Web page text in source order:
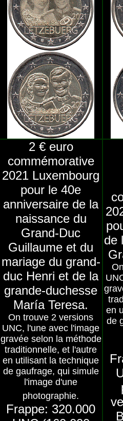
2 € euro
commémorative
2021 Luxembourg
pour le 40e
anniversaire de la
naissance du
Grand-Duc
Guillaume et du
mariage du grand-
duc Henri et de la
grande-duchesse
María Teresa.
On trouve 2 versions
UNC, l'une avec l'image
gravée selon la méthode
traditionnelle, et l'autre
en utilisant la technique
de gaufrage, qui simule
l'image d'une
photographie.
Frappe: 320.000
de
en
de